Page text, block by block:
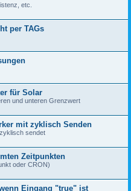
etc.
per TAGs
für Solar
und unteren Grenzwert
mit zyklisch Senden
sendet
Zeitpunkten
oder CRON)
Eingang "true" ist